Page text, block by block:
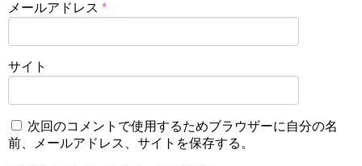
メールアドレス *
サイト
次回のコメントで使用するためブラウザーに自分の名
前、メールアドレス、サイトを保存する。